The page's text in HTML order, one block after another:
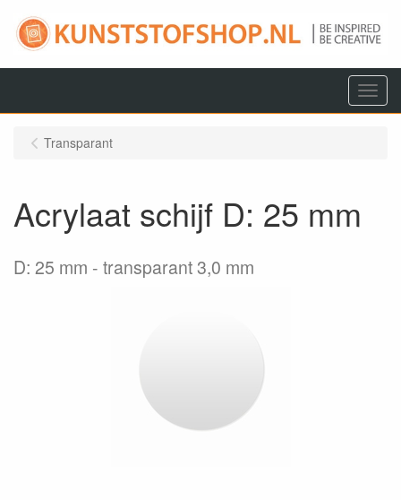
Menu
Transparant
Acrylaat schijf D: 25 mm
D: 25 mm transparant 3,0 mm